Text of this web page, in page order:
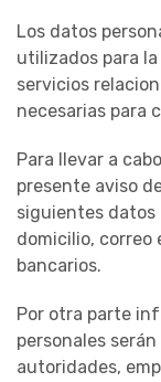
Los datos
utilizados para
servicios
necesarias para
Para llevar a
presente aviso
siguientes datos
domicilio, correo
bancarios.
Por otra parte
personales
autoridades,